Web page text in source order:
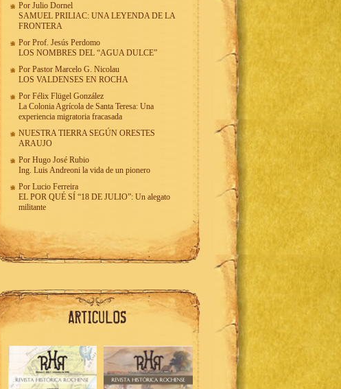
Por Julio Dornel
SAMUEL PRILIAC: UNA LEYENDA DE LA
FRONTERA
Por Prof. Jesús Perdomo
LOS NOMBRES DEL “AGUA DULCE”
Por Pastor Marcelo G. Nicolau
LOS VALDENSES EN ROCHA
Por Félix Flügel González
La Colonia Agrícola de Santa Teresa: Una
experiencia migratoria fracasada
NUESTRA TIERRA SEGÚN ORESTES
ARAUJO
Por Hugo José Rubio
Ing. Luis Andreoni la vida de un pionero
Por Lucio Ferreira
EL POR QUÉ SÍ “18 DE JULIO”: Un alegato
militante